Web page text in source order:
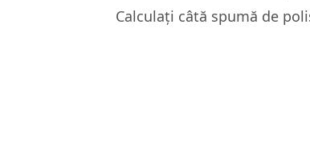
Calculați câtă spumă de